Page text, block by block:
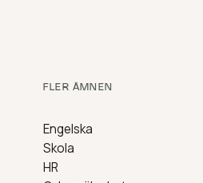
FLER ÄMNEN
Engelska
Skola
HR